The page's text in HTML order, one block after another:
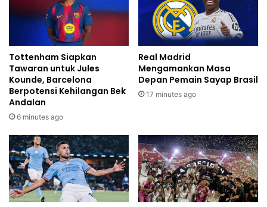
Tottenham Siapkan
Tawaran untuk Jules
Kounde, Barcelona
Berpotensi Kehilangan Bek
Andalan
6 minutes ago
Real Madrid
Mengamankan Masa
Depan Pemain Sayap Brasil
17 minutes ago